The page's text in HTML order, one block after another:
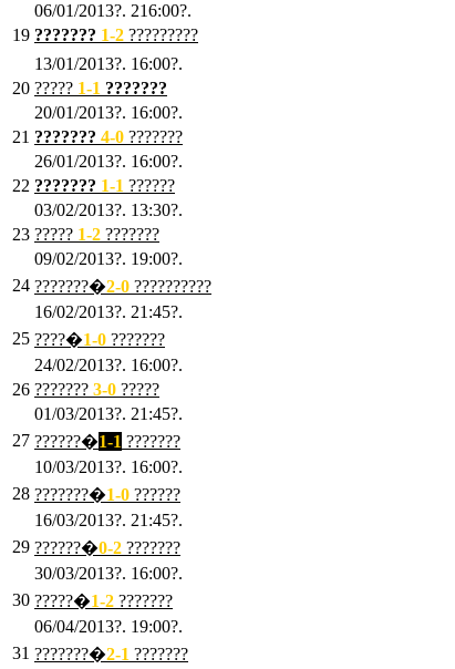
06/01/2013?. 216:00?.
19 ??????? 1-2 ?????????
13/01/2013?. 16:00?.
20 ????? 1-1 ???????
20/01/2013?. 16:00?.
21 ??????? 4-0 ???????
26/01/2013?. 16:00?.
22 ??????? 1-1 ??????
03/02/2013?. 13:30?.
23 ????? 1-2 ???????
09/02/2013?. 19:00?.
24 ???????�2-0 ??????????
16/02/2013?. 21:45?.
25 ????�1-0 ???????
24/02/2013?. 16:00?.
26 ??????? 3-0 ?????
01/03/2013?. 21:45?.
27 ??????�1-1 ???????
10/03/2013?. 16:00?.
28 ???????�1-0 ??????
16/03/2013?. 21:45?.
29 ??????�0-2 ???????
30/03/2013?. 16:00?.
30 ?????�1-2 ???????
06/04/2013?. 19:00?.
31 ???????�2-1 ???????